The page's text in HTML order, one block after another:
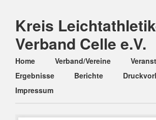
Kreis
Verband Celle e.V.
Main menu
Skip
to
content
Home Verband/Vereine
Ergebnisse
Berichte
Impressum